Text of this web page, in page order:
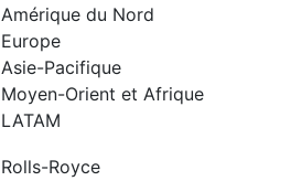
Amérique du Nord
Europe
Asie-Pacifique
Moyen-Orient et Afrique
LATAM
Rolls-Royce